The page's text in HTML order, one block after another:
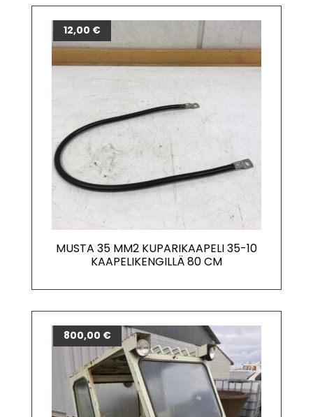
MUSTA 35 MM2 KUPARIKAAPELI 35-10
KAAPELIKENGILLÄ 80 CM
12,00 €
800,00 €